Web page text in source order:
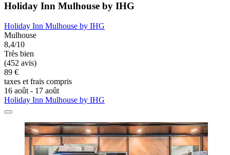
Holiday Inn Mulhouse by IHG
Holiday Inn Mulhouse by IHG
Mulhouse
8,4/10
Très bien
(452 avis)
89 €
taxes et frais compris
16 août - 17 août
Holiday Inn Mulhouse by IHG